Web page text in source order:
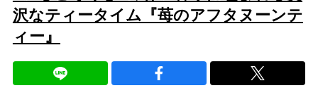
沢なティータイム『苺のアフタヌーンテ
ィー』